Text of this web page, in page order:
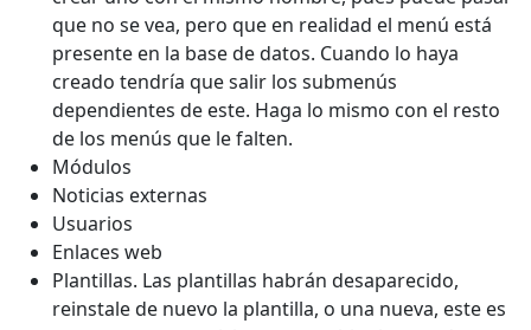
que no se vea, pero que en realidad el menú está
presente en la base de datos. Cuando lo haya
creado tendría que salir los submenús
dependientes de este. Haga lo mismo con el resto
de los menús que le falten.
Módulos
Noticias externas
Usuarios
Enlaces web
Plantillas. Las plantillas habrán desaparecido,
reinstale de nuevo la plantilla, o una nueva, este es